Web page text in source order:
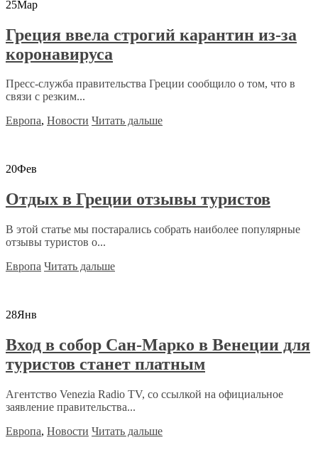
25Мар
Греция ввела строгий карантин из-за
коронавируса
Пресс-служба правительства Греции сообщило о том, что в
связи с резким...
Европа, Новости Читать дальше
20Фев
Отдых в Греции отзывы туристов
В этой статье мы постарались собрать наиболее популярные
отзывы туристов о...
Европа Читать дальше
28Янв
Вход в собор Сан-Марко в Венеции для
туристов станет платным
Агентство Venezia Radio TV, со ссылкой на официальное
заявление правительства...
Европа, Новости Читать дальше